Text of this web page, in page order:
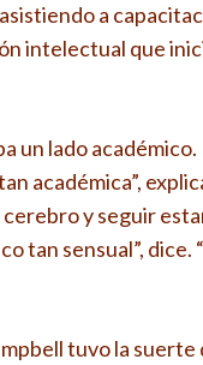
a
intelectual que
un lado
académica”,
y seguir
tan sensual”, dice.
tuvo la